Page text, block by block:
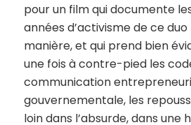
pour un film qui documente
années d’activisme de ce
manière, et qui prend bien
une fois à contre-pied les
communication
gouvernementale, les
loin dans l’absurde, dans une